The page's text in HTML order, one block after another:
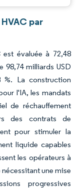
par
évaluée à 72,48
98,74 milliards USD
La construction
l'IA, les mandats
de réchauffement
des contrats de
pour stimuler la
liquide capables
les opérateurs à
une mise
progressives